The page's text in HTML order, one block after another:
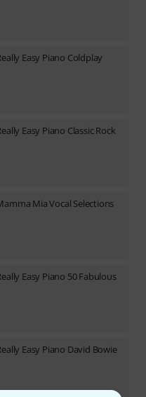
Easy Piano Coldplay
Easy Piano Classic Rock
Mia Vocal Selections
Easy Piano 50 Fabulous
Easy Piano David Bowie